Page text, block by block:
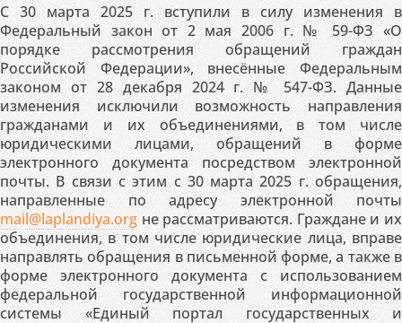
С 30 марта 2025 г. вступили в силу изменения в
Федеральный закон от 2 мая 2006 г. № 59-ФЗ «О
порядке рассмотрения обращений граждан
Российской Федерации», внесённые Федеральным
законом от 28 декабря 2024 г. № 547-ФЗ. Данные
изменения исключили возможность направления
гражданами и их объединениями, в том числе
юридическими лицами, обращений в форме
электронного документа посредством электронной
почты. В связи с этим с 30 марта 2025 г. обращения,
направленные по адресу электронной почты
mail@laplandiya.org не рассматриваются. Граждане и их
объединения, в том числе юридические лица, вправе
направлять обращения в письменной форме, а также в
форме электронного документа с использованием
федеральной государственной информационной
системы «Единый портал государственных и